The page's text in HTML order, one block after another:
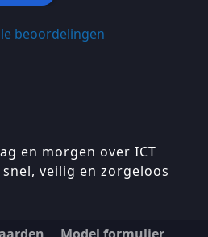
beoordelingen
en morgen over ICT
veilig en zorgeloos